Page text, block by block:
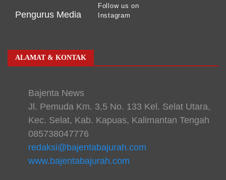
Pengurus Media
Follow us on
Instagram
ALAMAT & KONTAK
Bajenta News
Jl. Pemuda Km. 3,5 No. 133 Kel. Selat Utara,
Kec. Selat, Kab. Kapuas, Kalimantan Tengah
085738047776
redaksi@bajentabajurah.com
www.bajentabajurah.com